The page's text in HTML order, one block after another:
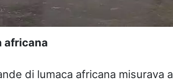
africana
di lumaca africana misurava